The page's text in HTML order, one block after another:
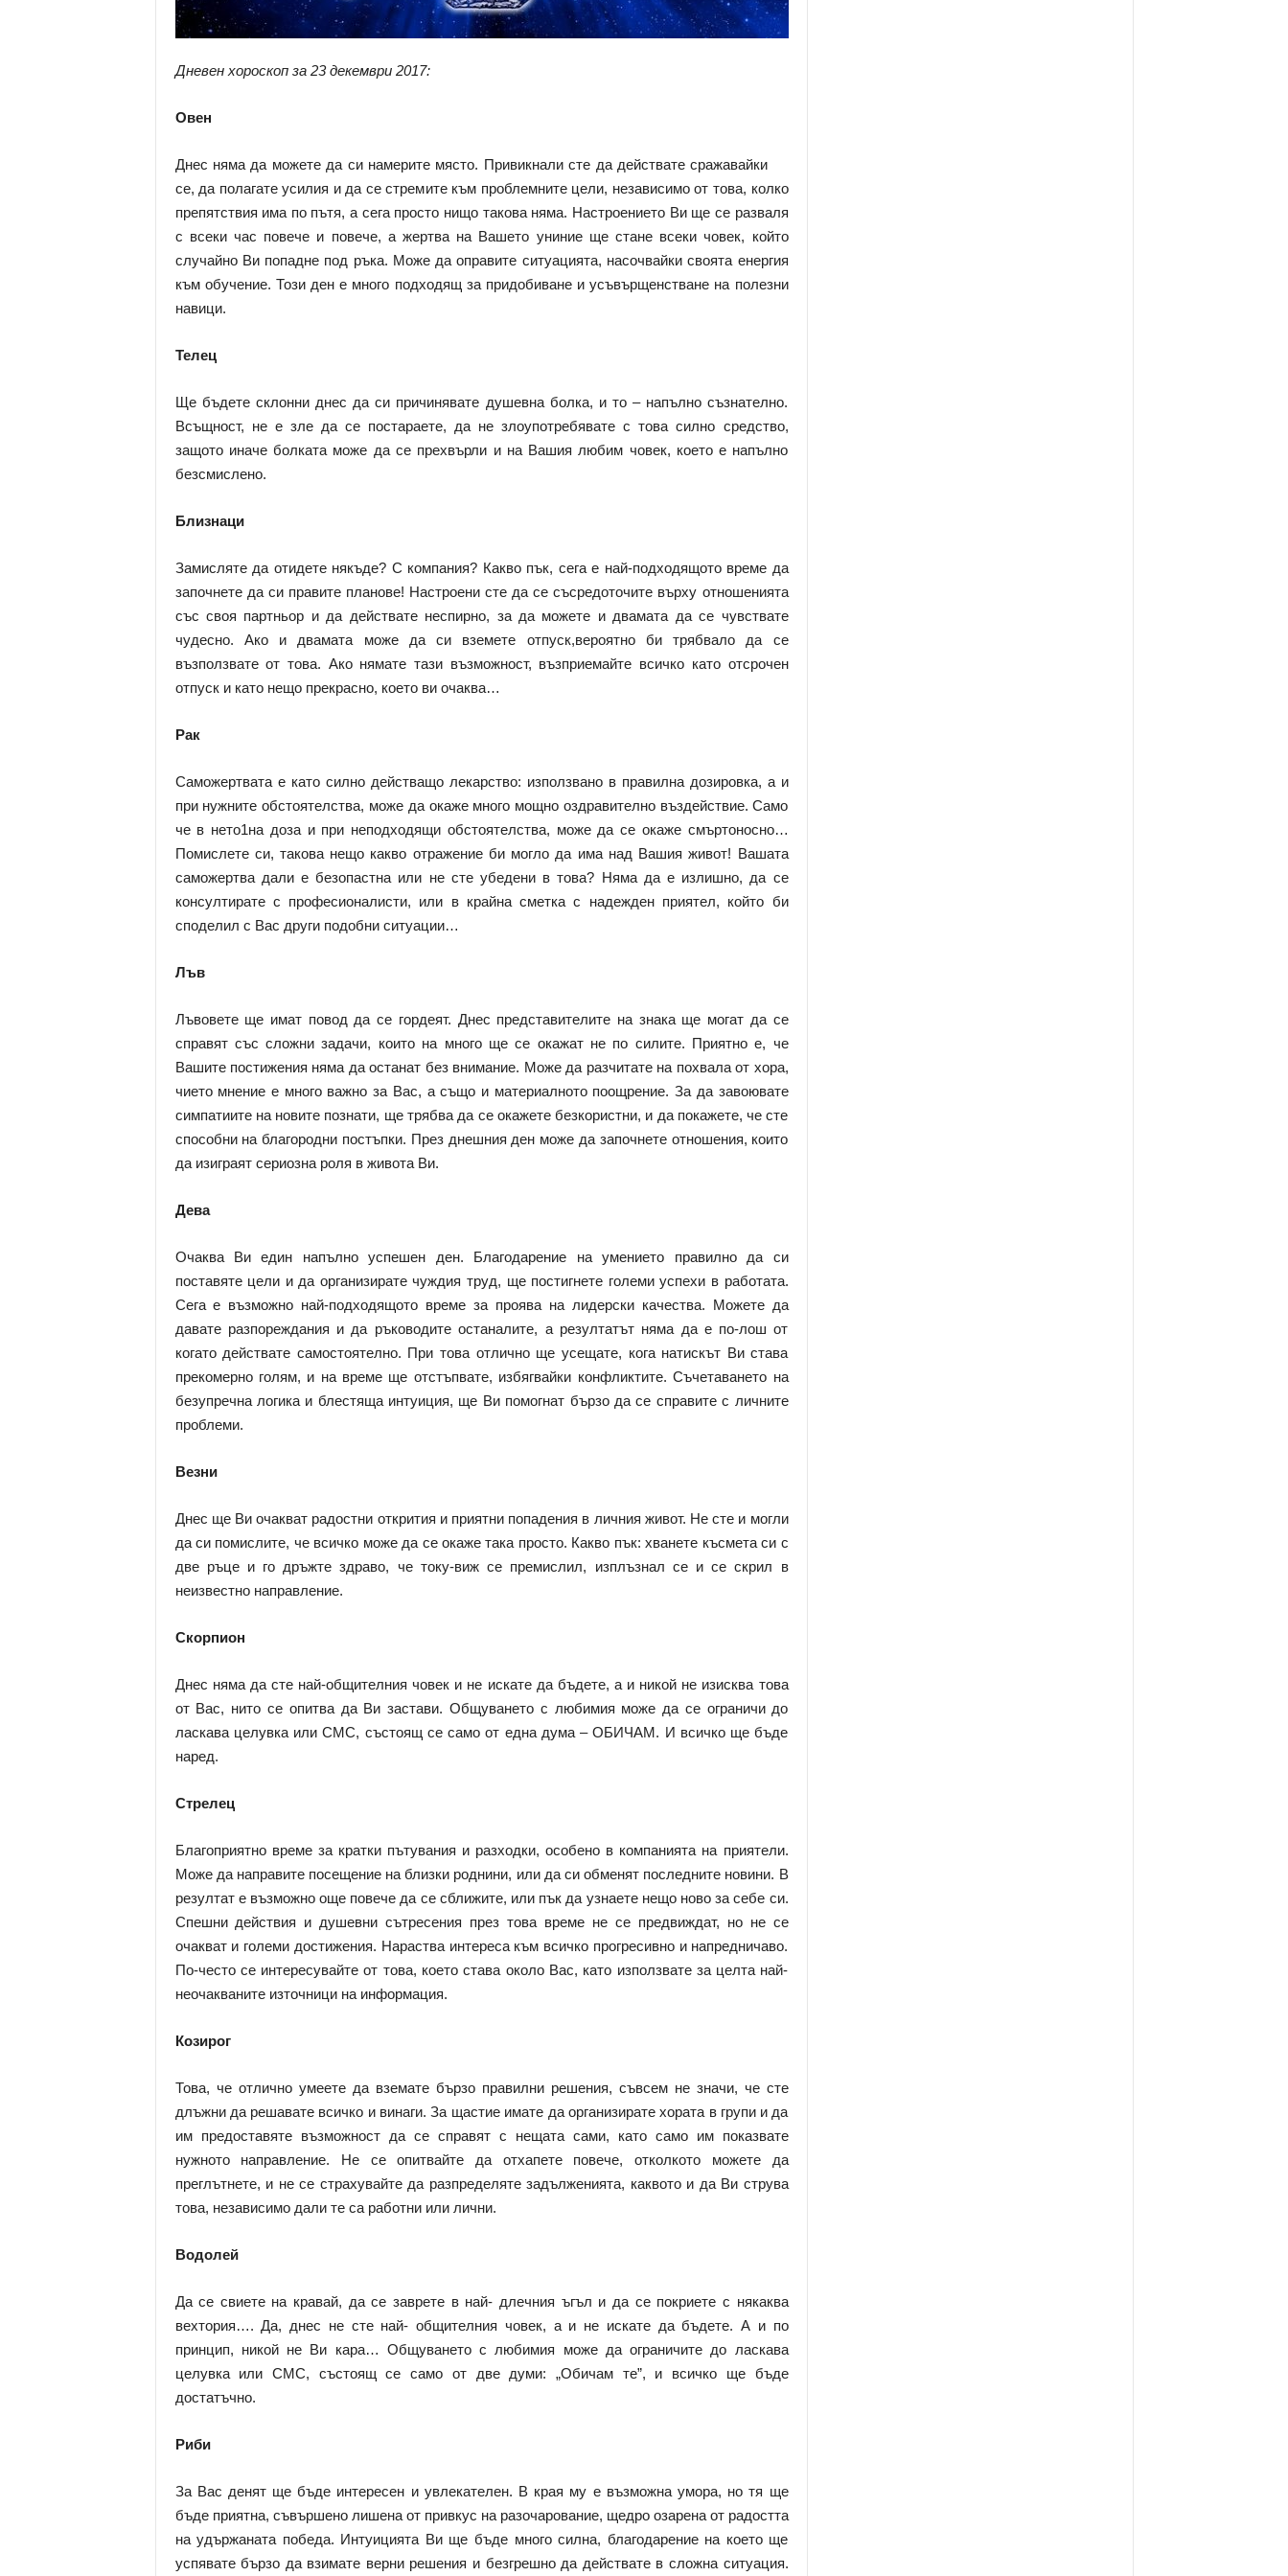
Дневен хороскоп за 23 декември 2017:
Овен
Днес няма да можете да си намерите място. Привикнали сте да действате сражавайки
се, да полагате усилия и да се стремите към проблемните цели, независимо от това, колко
препятствия има по пътя, а сега просто нищо такова няма. Настроението Ви ще се разваля
с всеки час повече и повече, а жертва на Вашето униние ще стане всеки човек, който
случайно Ви попадне под ръка. Може да оправите ситуацията, насочвайки своята енергия
към обучение. Този ден е много подходящ за придобиване и усъвърщенстване на полезни
навици.
Телец
Ще бъдете склонни днес да си причинявате душевна болка, и то – напълно съзнателно.
Всъщност, не е зле да се постараете, да не злоупотребявате с това силно средство,
защото иначе болката може да се прехвърли и на Вашия любим човек, което е напълно
безсмислено.
Близнаци
Замисляте да отидете някъде? С компания? Какво пък, сега е най-подходящото време да
започнете да си правите планове! Настроени сте да се съсредоточите върху отношенията
със своя партньор и да действате неспирно, за да можете и двамата да се чувствате
чудесно. Ако и двамата може да си вземете отпуск,вероятно би трябвало да се
възползвате от това. Ако нямате тази възможност, възприемайте всичко като отсрочен
отпуск и като нещо прекрасно, което ви очаква…
Рак
Саможертвата е като силно действащо лекарство: използвано в правилна дозировка, а и
при нужните обстоятелства, може да окаже много мощно оздравително въздействие. Само
че в нето1на доза и при неподходящи обстоятелства, може да се окаже смъртоносно…
Помислете си, такова нещо какво отражение би могло да има над Вашия живот! Вашата
саможертва дали е безопастна или не сте убедени в това? Няма да е излишно, да се
консултирате с професионалисти, или в крайна сметка с надежден приятел, който би
споделил с Вас други подобни ситуации…
Лъв
Лъвовете ще имат повод да се гордеят. Днес представителите на знака ще могат да се
справят със сложни задачи, които на много ще се окажат не по силите. Приятно е, че
Вашите постижения няма да останат без внимание. Може да разчитате на похвала от хора,
чието мнение е много важно за Вас, а също и материалното поощрение. За да завоювате
симпатиите на новите познати, ще трябва да се окажете безкористни, и да покажете, че сте
способни на благородни постъпки. През днешния ден може да започнете отношения, които
да изиграят сериозна роля в живота Ви.
Дева
Очаква Ви един напълно успешен ден. Благодарение на умението правилно да си
поставяте цели и да организирате чуждия труд, ще постигнете големи успехи в работата.
Сега е възможно най-подходящото време за проява на лидерски качества. Можете да
давате разпореждания и да ръководите останалите, а резултатът няма да е по-лош от
когато действате самостоятелно. При това отлично ще усещате, кога натискът Ви става
прекомерно голям, и на време ще отстъпвате, избягвайки конфликтите. Съчетаването на
безупречна логика и блестяща интуиция, ще Ви помогнат бързо да се справите с личните
проблеми.
Везни
Днес ще Ви очакват радостни открития и приятни попадения в личния живот. Не сте и могли
да си помислите, че всичко може да се окаже така просто. Какво пък: хванете късмета си с
две ръце и го дръжте здраво, че току-виж се премислил, изплъзнал се и се скрил в
неизвестно направление.
Скорпион
Днес няма да сте най-общителния човек и не искате да бъдете, а и никой не изисква това
от Вас, нито се опитва да Ви застави. Общуването с любимия може да се ограничи до
ласкава целувка или СМС, състоящ се само от една дума – ОБИЧАМ. И всичко ще бъде
наред.
Стрелец
Благоприятно време за кратки пътувания и разходки, особено в компанията на приятели.
Може да направите посещение на близки роднини, или да си обменят последните новини. В
резултат е възможно още повече да се сближите, или пък да узнаете нещо ново за себе си.
Спешни действия и душевни сътресения през това време не се предвиждат, но не се
очакват и големи достижения. Нараства интереса към всичко прогресивно и напредничаво.
По-често се интересувайте от това, което става около Вас, като използвате за целта най-
неочакваните източници на информация.
Козирог
Това, че отлично умеете да вземате бързо правилни решения, съвсем не значи, че сте
длъжни да решавате всичко и винаги. За щастие имате да организирате хората в групи и да
им предоставяте възможност да се справят с нещата сами, като само им показвате
нужното направление. Не се опитвайте да отхапете повече, отколкото можете да
преглътнете, и не се страхувайте да разпределяте задълженията, каквото и да Ви струва
това, независимо дали те са работни или лични.
Водолей
Да се свиете на кравай, да се заврете в най- длечния ъгъл и да се покриете с някаква
вехтория…. Да, днес не сте най- общителния човек, а и не искате да бъдете. А и по
принцип, никой не Ви кара… Общуването с любимия може да ограничите до ласкава
целувка или СМС, състоящ се само от две думи: „Обичам те”, и всичко ще бъде
достатъчно.
Риби
За Вас денят ще бъде интересен и увлекателен. В края му е възможна умора, но тя ще
бъде приятна, съвършено лишена от привкус на разочарование, щедро озарена от радостта
на удържаната победа. Интуицията Ви ще бъде много силна, благодарение на което ще
успявате бързо да взимате верни решения и безгрешно да действате в сложна ситуация.